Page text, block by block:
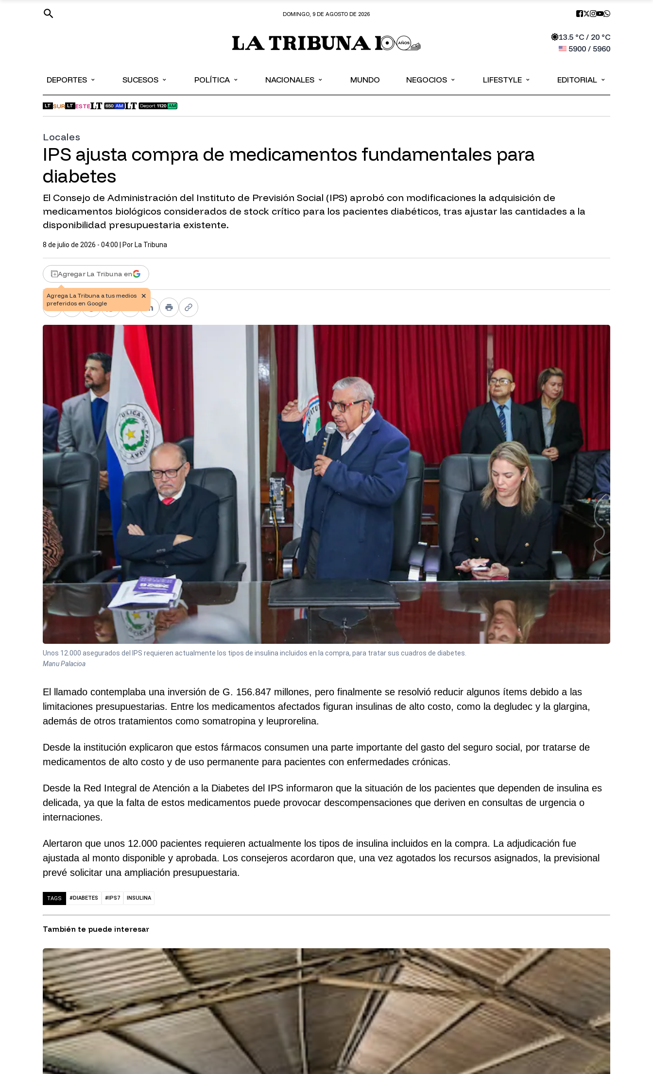
DOMINGO, 9 DE AGOSTO DE 2026
13.5°C / 20°C
5900/ 5960
DEPORTES ⌄ SUCESOS ⌄ POLÍTICA ⌄ NACIONALES ⌄ MUNDO NEGOCIOS ⌄ LIFESTYLE ⌄ EDITORIAL ⌄
LT SUR LT ESTE
Locales
IPS ajusta compra de medicamentos fundamentales para
diabetes
El Consejo de Administración del Instituto de Previsión Social (IPS) aprobó con modificaciones la adquisición de
medicamentos biológicos considerados de stock crítico para los pacientes diabéticos, tras ajustar las cantidades a la
disponibilidad presupuestaria existente.
8 de julio de 2026 - 04:00 | Por La Tribuna
Agregar La Tribuna en
Facebook
X TelegramWhatsApp
PinterestLinkedIn
PrintCopy link
Unos 12.000 asegurados del IPS requieren actualmente los tipos de insulina incluidos en la compra, para tratar sus cuadros de diabetes.
Manu Palacioa
El llamado contemplaba una inversión de G. 156.847 millones, pero finalmente se resolvió reducir algunos ítems debido a las
limitaciones presupuestarias. Entre los medicamentos afectados figuran insulinas de alto costo, como la degludec y la glargina,
además de otros tratamientos como somatropina y leuprorelina.
Desde la institución explicaron que estos fármacos consumen una parte importante del gasto del seguro social, por tratarse de
medicamentos de alto costo y de uso permanente para pacientes con enfermedades crónicas.
Desde la Red Integral de Atención a la Diabetes del IPS informaron que la situación de los pacientes que dependen de insulina es
delicada, ya que la falta de estos medicamentos puede provocar descompensaciones que deriven en consultas de urgencia o
internaciones.
Alertaron que unos 12.000 pacientes requieren actualmente los tipos de insulina incluidos en la compra. La adjudicación fue
ajustada al monto disponible y aprobada. Los consejeros acordaron que, una vez agotados los recursos asignados, la previsional
prevé solicitar una ampliación presupuestaria.
TAGS #DIABETES #IPS7 INSULINA
También te puede interesar